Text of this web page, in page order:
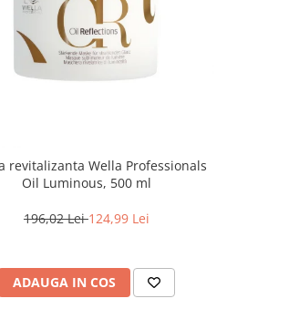
revitalizanta Wella Professionals
Oil Luminous, 500 ml
196,02 Lei124,99 Lei
ADAUGA IN COS